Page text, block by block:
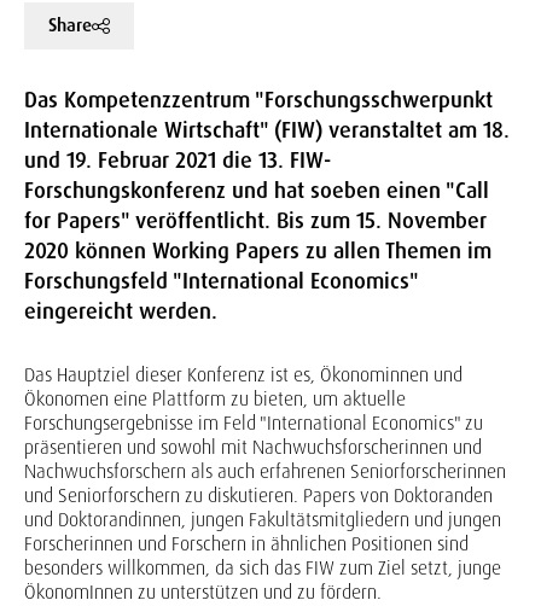
Share
Das Kompetenzzentrum "Forschungsschwerpunkt
Internationale Wirtschaft" (FIW) veranstaltet am 18.
und 19. Februar 2021 die 13. FIW-
Forschungskonferenz und hat soeben einen "Call
for Papers" veröffentlicht. Bis zum 15. November
2020 können Working Papers zu allen Themen im
Forschungsfeld "International Economics"
eingereicht werden.
Das Hauptziel dieser Konferenz ist es, Ökonominnen und
Ökonomen eine Plattform zu bieten, um aktuelle
Forschungsergebnisse im Feld "International Economics" zu
präsentieren und sowohl mit Nachwuchsforscherinnen und
Nachwuchsforschern als auch erfahrenen Seniorforscherinnen
und Seniorforschern zu diskutieren. Papers von Doktoranden
und Doktorandinnen, jungen Fakultätsmitgliedern und jungen
Forscherinnen und Forschern in ähnlichen Positionen sind
besonders willkommen, da sich das FIW zum Ziel setzt, junge
ÖkonomInnen zu unterstützen und zu fördern.